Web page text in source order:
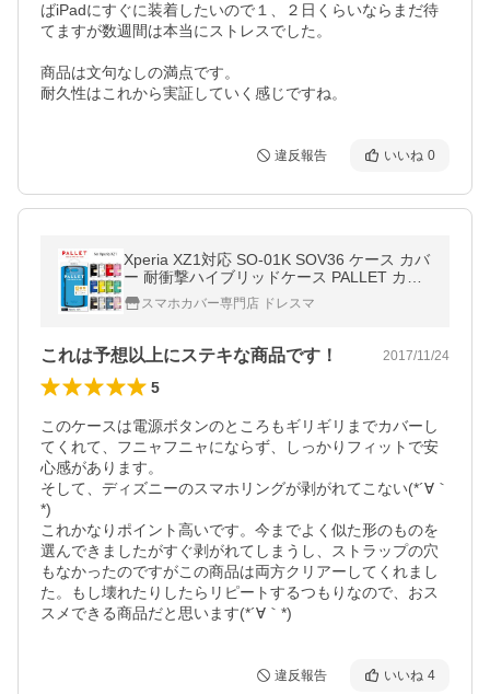
ばiPadにすぐに装着したいので１、２日くらいならまだ待
てますが数週間は本当にストレスでした。
商品は文句なしの満点です。
耐久性はこれから実証していく感じですね。
違反報告 いいね 0
Xperia XZ1対応 SO-01K SOV36 ケース カバ
ー 耐衝撃ハイブリッドケース PALLET カラ
ー シンプル オシャレ 耐衝撃 LEPLUS LP-XP
XZ1HVC**
スマホカバー専門店 ドレスマ
これは予想以上にステキな商品です！ 2017/11/24
5
このケースは電源ボタンのところもギリギリまでカバーし
てくれて、フニャフニャにならず、しっかりフィットで安
心感があります。
そして、ディズニーのスマホリングが剥がれてこない(*´∀｀
*)
これかなりポイント高いです。今までよく似た形のものを
選んできましたがすぐ剥がれてしまうし、ストラップの穴
もなかったのですがこの商品は両方クリアーしてくれまし
た。もし壊れたりしたらリピートするつもりなので、おス
スメできる商品だと思います(*´∀｀*)
違反報告 いいね 4